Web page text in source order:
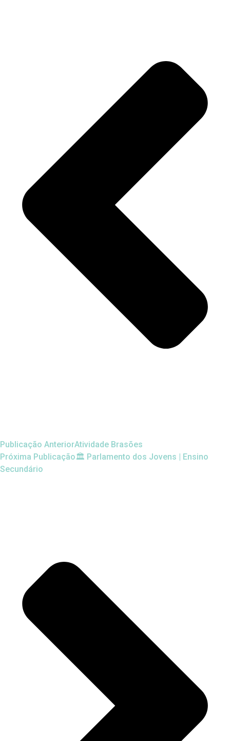
Publicação AnteriorAtividade Brasões
Próxima Publicação🏛️ Parlamento dos Jovens | Ensino
Secundário